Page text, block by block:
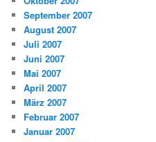
September 2007
August 2007
Juli 2007
Juni 2007
Mai 2007
April 2007
März 2007
Februar 2007
Januar 2007